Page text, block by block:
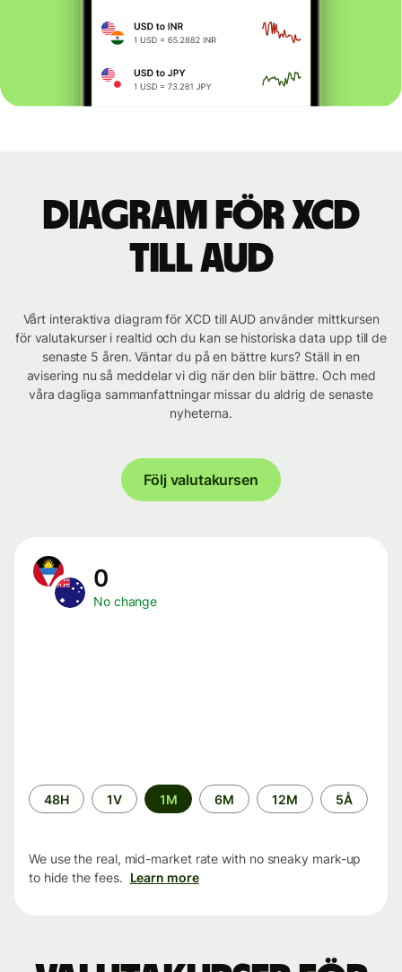
Diagram för XCD
till AUD
Vårt interaktiva diagram för XCD till AUD använder mittkursen
för valutakurser i realtid och du kan se historiska data upp till de
senaste 5 åren. Väntar du på en bättre kurs? Ställ in en
avisering nu så meddelar vi dig när den blir bättre. Och med
våra dagliga sammanfattningar missar du aldrig de senaste
nyheterna.
Följ valutakursen
0
No change
Time
period
48H 1V 1M 6M 12M 5Å
We use the real, mid-market rate with no sneaky mark-up
to hide the fees. Learn more